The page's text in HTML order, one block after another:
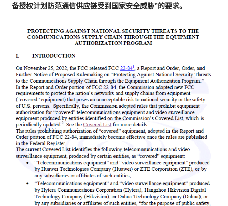
备授权计划防范通信供应链受到国家安全威胁”的要求。